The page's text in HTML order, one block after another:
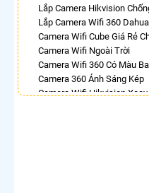
Lắp Camera Hikvision
Lắp Camera Wifi 360
Camera Wifi Cube Giá Rẻ
Camera Wifi Ngoài Trời
Camera Wifi 360 Có Màu
Camera 360 Ánh Sáng Kép
Camera Wifi Hikvision